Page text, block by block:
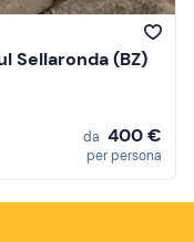
Sellaronda (BZ)
da 400 €
per persona